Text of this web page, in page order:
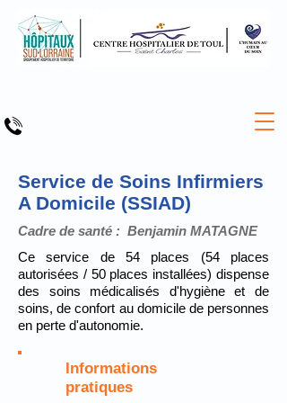
Service de Soins Infirmiers
A Domicile (SSIAD)
Cadre de santé : Benjamin MATAGNE
Ce service de 54 places (54 places
autorisées / 50 places installées) dispense
des soins médicalisés d'hygiène et de
soins, de confort au domicile de personnes
en perte d'autonomie.
Informations
pratiques